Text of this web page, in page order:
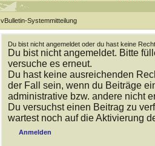
vBulletin-Systemmitteilung
Du bist nicht angemeldet oder du hast keine
Du bist nicht angemeldet. Bitte
versuche es erneut.
Du hast keine ausreichenden
der Fall sein, wenn du Beiträge
administrative bzw. andere nicht
Du versuchst einen Beitrag zu
wartest noch auf die Aktivierung
Anmelden